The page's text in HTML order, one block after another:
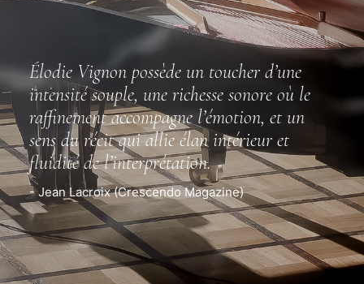
Élodie Vignon possède un toucher d’une
intensité souple, une richesse sonore où le
raffinement accompagne l’émotion, et un
sens du récit qui allie élan intérieur et
fluidité de l’interprétation.
- Jean Lacroix (Crescendo Magazine)